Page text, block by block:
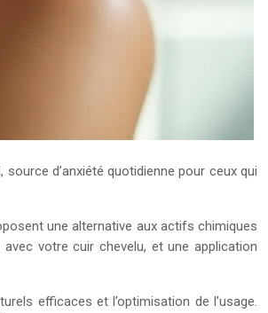
d’anxiété quotidienne pour ceux qui
une alternative aux actifs chimiques
votre cuir chevelu, et une application
efficaces et l’optimisation de l’usage.